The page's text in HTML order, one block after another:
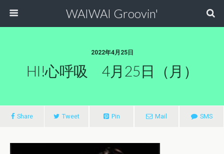
WAIWAI Groovin'
2022年4月25日
HI!心呼吸 4月25日（月）
Share Tweet Pin Mail SMS